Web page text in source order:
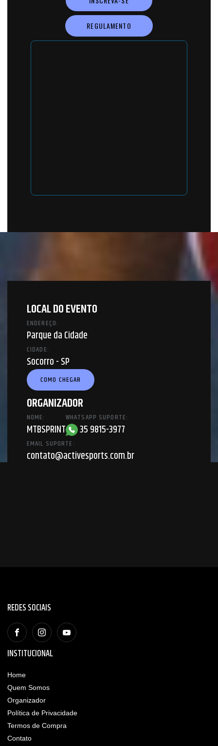
REGULAMENTO
LOCAL DO EVENTO
ENDEREÇO:
Parque da Cidade
CIDADE:
Socorro - SP
COMO CHEGAR
ORGANIZADOR
NOME:
MTBSPRINT
WHATSAPP SUPORTE:
35 9815-3977
EMAIL SUPORTE:
contato@activesports.com.br
REDES SOCIAIS
INSTITUCIONAL
Home
Quem Somos
Organizador
Política de Privacidade
Termos de Compra
Contato